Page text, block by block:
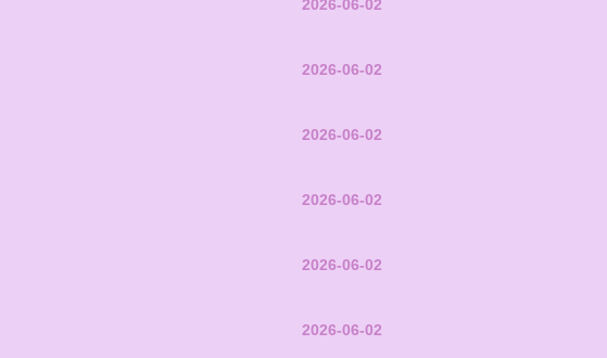
2026-06-02
2026-06-02
2026-06-02
2026-06-02
2026-06-02
2026-06-02